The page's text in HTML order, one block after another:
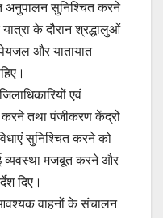
अनुपालन सुनिश्चित करने
के दौरान श्रद्धालुओं
पेयजल और यातायात
एवं
करने तथा पंजीकरण केंद्रों
सुनिश्चित करने को
व्यवस्था मजबूत करने और
दिए।
वाहनों के संचालन